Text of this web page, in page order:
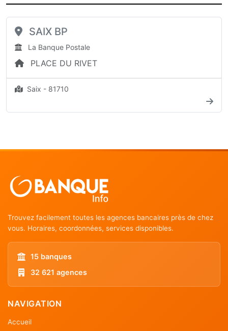
SAIX BP
La Banque Postale
PLACE DU RIVET
Saix - 81710
Trouvez facilement toutes les agences bancaires près de chez
vous. Horaires, coordonnées, services disponibles.
15 banques
32 621 agences
NAVIGATION
Accueil